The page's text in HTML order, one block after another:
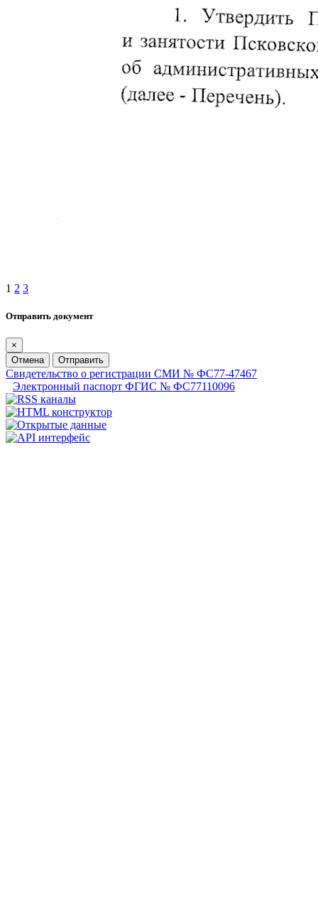
1 2 3
Отправить документ
×
Отмена
Отправить
Свидетельство о регистрации СМИ № ФС77-47467
Электронный паспорт ФГИС № ФС77110096